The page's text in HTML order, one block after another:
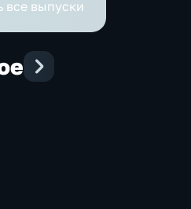
все выпуски